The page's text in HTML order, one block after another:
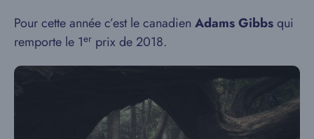
Pour cette année c’est le canadien Adams Gibbsqui
remporte le 1er prix de 2018.